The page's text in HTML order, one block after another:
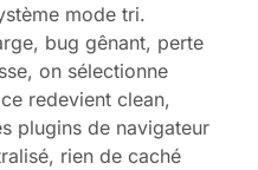
mode tri.
bug gênant, perte
on sélectionne
redevient clean,
plugins de navigateur
rien de caché